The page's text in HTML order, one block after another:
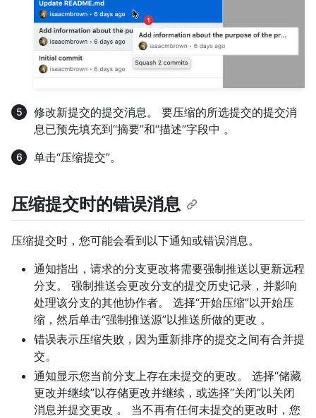
修改新提交的提交消息。 要压缩的所选提交的提交消
息已预先填充到“摘要”和“描述”字段中 。
单击“压缩提交”。
压缩提交时的错误消息
压缩提交时，您可能会看到以下通知或错误消息。
通知指出，请求的分支更改将需要强制推送以更新远程
分支。 强制推送会更改分支的提交历史记录，并影响
处理该分支的其他协作者。 选择“开始压缩”以开始压
缩，然后单击“强制推送源”以推送所做的更改 。
错误表示压缩失败，因为重新排序的提交之间有合并提
交。
通知显示您当前分支上存在未提交的更改。 选择“储藏
更改并继续”以存储更改并继续，或选择“关闭”以关闭
消息并提交更改 。 当不再有任何未提交的更改时，您